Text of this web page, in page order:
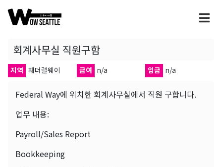
회계사무실 직원구함
지역 훼더럴웨이 급여 n/a 임금 n/a
Federal Way에 위치한 회계사무실에서 직원 구합니다.
업무 내용:
Payroll/Sales Report
Bookkeeping